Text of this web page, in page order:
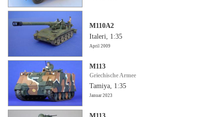
M110A2
Italeri, 1:35
April 2009
M113
Griechische Armee
Tamiya, 1:35
Januar 2023